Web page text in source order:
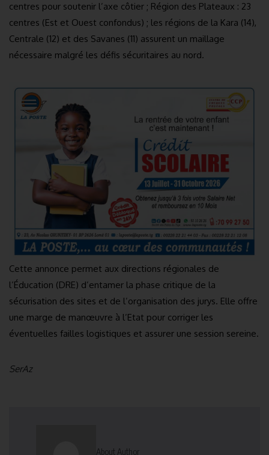
centres pour soutenir l’axe côtier ; Région des Plateaux : 23
centres (Est et Ouest confondus) ; les régions de la Kara (14),
Centrale (12) et des Savanes (11) assurent un maillage
nécessaire malgré les défis sécuritaires au nord.
Cette annonce permet aux directions régionales de
l’Éducation (DRE) d’entamer la phase critique de la
sécurisation des sites et de l’organisation des jurys. Elle offre
une marge de manœuvre à l’Etat pour corriger les
éventuelles failles logistiques et assurer une session sereine.
SerAz
About Author